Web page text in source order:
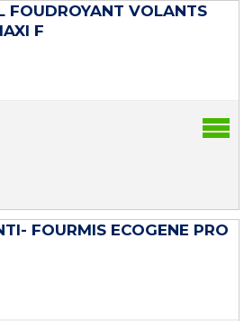
FOUDROYANT VOLANTS
F
FOURMIS ECOGENE PRO